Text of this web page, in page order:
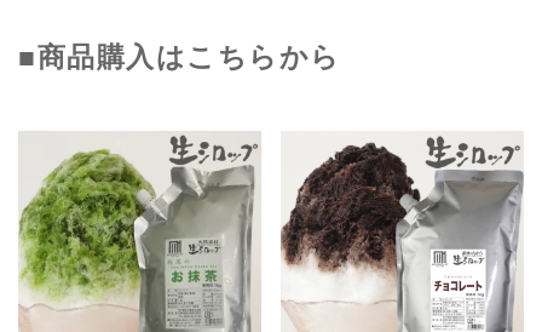
■商品購入はこちらから